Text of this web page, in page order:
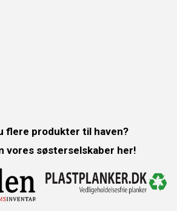
flere produkter til haven?
vores søsterselskaber her!